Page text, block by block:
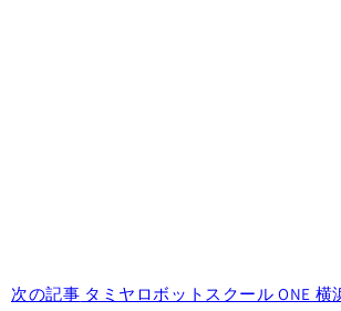
次の記事 タミヤロボットスクール ONE 横